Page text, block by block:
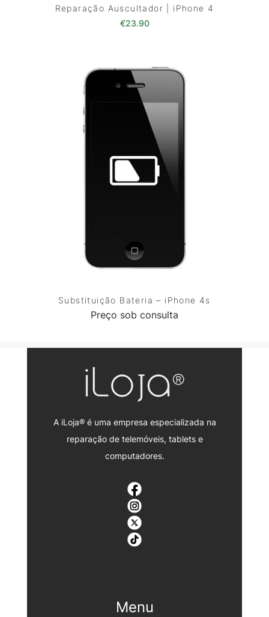
Reparação Auscultador | iPhone 4
€23.90
Substituição Bateria – iPhone 4s
Preço sob consulta
A iLoja® é uma empresa especializada na
reparação de telemóveis, tablets e
computadores.
Menu